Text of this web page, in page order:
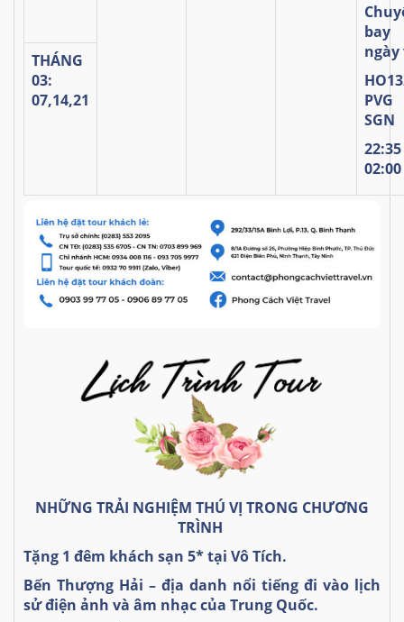
bay
ngày
HO
PVG
SGN
22:
02:00
THÁNG
03:
07,14,21
NHỮNG TRẢI NGHIỆM THÚ VỊ TRONG CHƯƠNG
TRÌNH
Tặng 1 đêm khách sạn 5* tại Vô Tích.
Bến Thượng Hải – địa danh nổi tiếng đi vào lịch
sử điện ảnh và âm nhạc của Trung Quốc.